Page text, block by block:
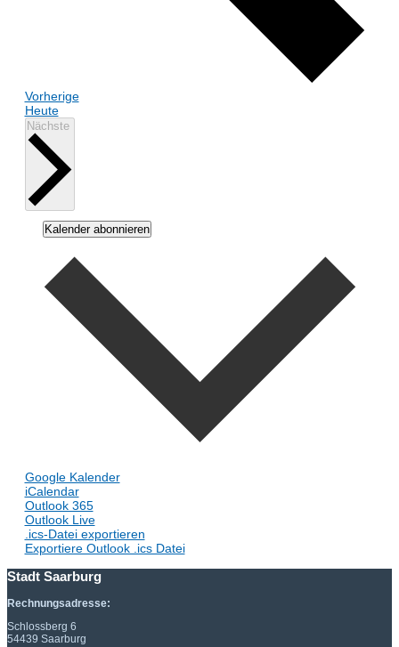
VorherigeVeranstaltungen
Heute
Nächste
Kalender abonnieren
Google Kalender
iCalendar
Outlook 365
Outlook Live
.ics-Datei exportieren
Exportiere Outlook .ics Datei
Stadt Saarburg
Rechnungsadresse:
Schlossberg 6
54439 Saarburg